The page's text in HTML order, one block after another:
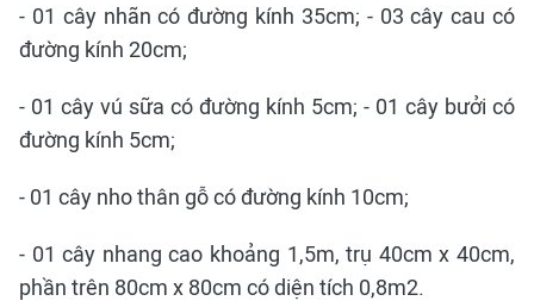
- 01 cây nhãn có đường kính 35cm; - 03 cây cau có
đường kính 20cm;
- 01 cây vú sữa có đường kính 5cm; - 01 cây bưởi có
đường kính 5cm;
- 01 cây nho thân gỗ có đường kính 10cm;
- 01 cây nhang cao khoảng 1,5m, trụ 40cm x 40cm,
phần trên 80cm x 80cm có diện tích 0,8m2.